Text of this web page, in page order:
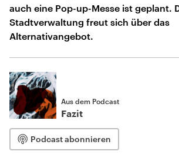
auch eine Pop-up-Messe ist geplant.
Stadtverwaltung freut sich über das
Alternativangebot.
Aus dem Podcast
Fazit
Podcast abonnieren